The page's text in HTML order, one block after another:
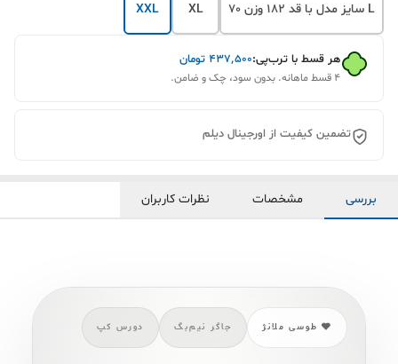
L سایز مدل با قد 182 وزن 70 XL
XXL
هر قسط با ترب‌پی:۴۳۷٬۵۰۰ تومان
۴ قسط ماهانه. بدون سود، چک و ضامن.
تضمین کیفیت از اورجینال دیلم
بررسی مشخصات نظرات کاربران
🩶 طوسی ملانژ جاگر نیم‌بگ دورس کپ